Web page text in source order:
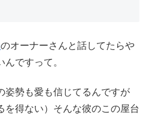
のオーナーさんと話してたらや
ですって。
姿勢も愛も信じてるんですが
を得ない）そんな彼のこの屋台